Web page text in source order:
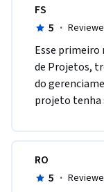
FS
5 ·
Esse primeiro
de Projetos,
do
projeto tenha
RO
5 ·